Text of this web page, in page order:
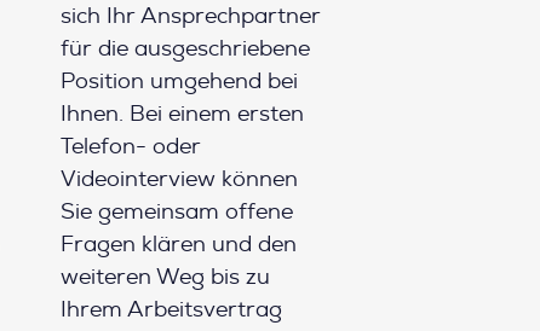
sich Ihr Ansprechpartner
für die ausgeschriebene
Position umgehend bei
Ihnen. Bei einem ersten
Telefon- oder
Videointerview können
Sie gemeinsam offene
Fragen klären und den
weiteren Weg bis zu
Ihrem Arbeitsvertrag